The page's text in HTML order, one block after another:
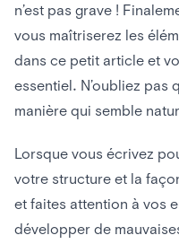
n’est pas grave !
vous maîtriserez les
dans ce petit article et
essentiel. N’oubliez pas
manière qui semble
Lorsque vous écrivez
votre structure et la
et faites attention à vos
développer de